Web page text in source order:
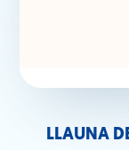
LLAUNA